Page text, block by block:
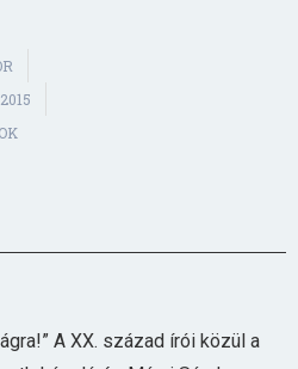
A XX. század írói közül a